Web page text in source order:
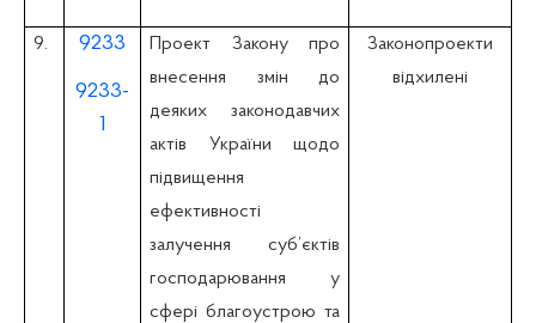
9. 9233
9233-
1
Проект Закону про
внесення змін до
деяких законодавчих
актів України щодо
підвищення
ефективності
залучення суб’єктів
господарювання у
сфері благоустрою та
Законопроекти
відхилені